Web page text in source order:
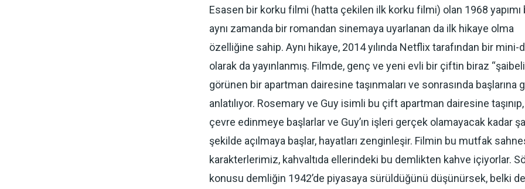
Esasen bir korku filmi (hatta çekilen ilk korku filmi) olan 1968 yapımı
aynı zamanda bir romandan sinemaya uyarlanan da ilk hikaye olma
özelliğine sahip. Aynı hikaye, 2014 yılında Netflix tarafından bir mini-
olarak da yayınlanmış. Filmde, genç ve yeni evli bir çiftin biraz
görünen bir apartman dairesine taşınmaları ve sonrasında başlarına
anlatılıyor. Rosemary ve Guy isimli bu çift apartman dairesine
çevre edinmeye başlarlar ve Guy’ın işleri gerçek olamayacak kadar
şekilde açılmaya başlar, hayatları zenginleşir. Filmin bu mutfak
karakterlerimiz, kahvaltıda ellerindeki bu demlikten kahve içiyorlar.
konusu demliğin 1942’de piyasaya sürüldüğünü düşünürsek, belki de